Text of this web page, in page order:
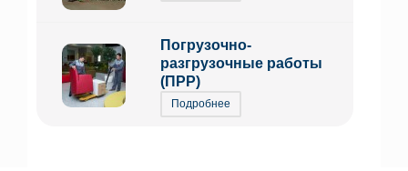
Погрузочно-
разгрузочные работы
(ПРР)
Подробнее